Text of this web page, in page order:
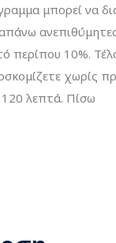
μπορεί να
περίπου 10%.
χωρίς
120 λεπτά. Πίσω